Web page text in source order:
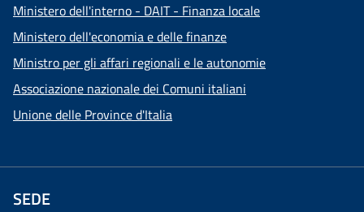
Ministero dell'interno - DAIT - Finanza locale
Ministero dell'economia e delle finanze
Ministro per gli affari regionali e le autonomie
Associazione nazionale dei Comuni italiani
Unione delle Province d'Italia
SEDE